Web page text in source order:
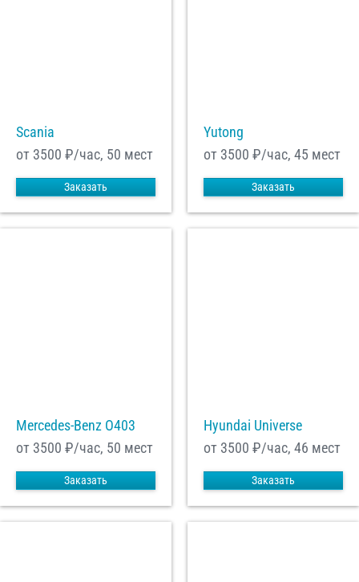
Scania
от 3500 ₽/час, 50 мест
Заказать
Yutong
от 3500 ₽/час, 45 мест
Заказать
Mercedes-Benz О403
от 3500 ₽/час, 50 мест
Заказать
Hyundai Universe
от 3500 ₽/час, 46 мест
Заказать